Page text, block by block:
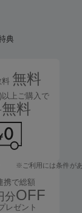
典
料 無料
以上ご購入で
料
携で総額
分OFF
レゼント
※ご利用には条件が